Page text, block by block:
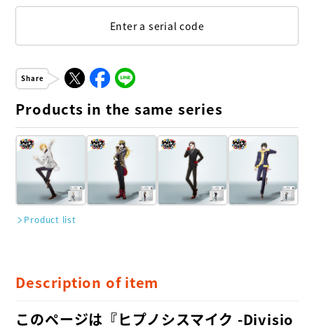
Enter a serial code
Share
Products in the same series
Product list
Description of item
このページは『ヒプノシスマイク -Divisio